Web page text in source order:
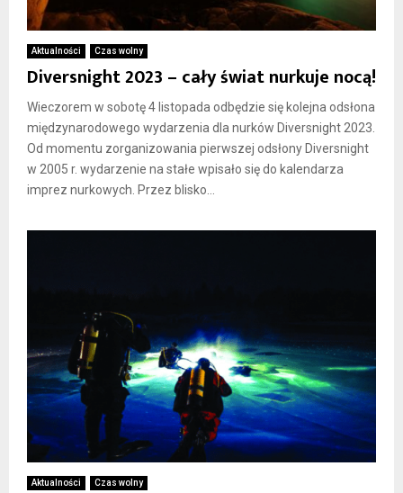
Aktualności Czas wolny
Diversnight 2023 – cały świat nurkuje nocą!
Wieczorem w sobotę 4 listopada odbędzie się kolejna odsłona
międzynarodowego wydarzenia dla nurków Diversnight 2023.
Od momentu zorganizowania pierwszej odsłony Diversnight
w 2005 r. wydarzenie na stałe wpisało się do kalendarza
imprez nurkowych. Przez blisko...
Aktualności Czas wolny